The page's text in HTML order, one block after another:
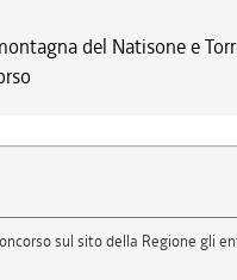
del Natisone e
sul sito della Regione gli